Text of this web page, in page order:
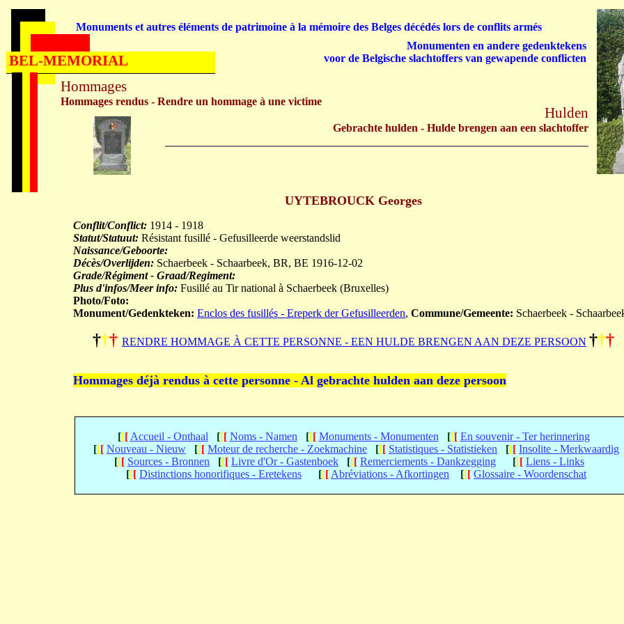
UYTEBROUCK Georges
Conflit/Conflict: 1914 - 1918
Statut/Statuut: Résistant fusillé - Gefusilleerde weerstandslid
Naissance/Geboorte:
Décès/Overlijden: Schaerbeek - Schaarbeek, BR, BE 1916-12-02
Grade/Régiment - Graad/Regiment:
Plus d'infos/Meer info: Fusillé au Tir national à Schaerbeek (Bruxelles)
Photo/Foto:
Monument/Gedenkteken: Enclos des fusillés - Ereperk der Gefusilleerden, Commune/Gemeente: Schaerbeek -
††† RENDRE HOMMAGE À CETTE PERSONNE - EEN HULDE BRENGEN AAN DEZE PERSOON †††
Hommages déjà rendus à cette personne - Al gebrachte hulden aan deze persoon
[[[ Accueil - Onthaal [[[ Noms - Namen [[[ Monuments - Monumenten [[[ En souvenir - Ter herinnering
[[[ Nouveau - Nieuw [[[ Moteur de recherche - Zoekmachine [[[ Statistiques - Statistieken [[[ Insolite - Merkwaardig
[[[ Sources - Bronnen [[[ Livre d'Or - Gastenboek [[[ Remerciements - Dankzegging [[[ Liens - Links
[[[ Distinctions honorifiques - Eretekens [[[ Abréviations - Afkortingen [[[ Glossaire - Woordenschat
Hommages
Hommages rendus - Rendre un hommage à une victime
Hulden
Gebrachte hulden - Hulde brengen aan een slachtoffer
Monuments et autres éléments de patrimoine à la mémoire des Belges décédés lors de conflits armés
Monumenten en andere gedenktekens
voor de Belgische slachtoffers van gewapende conflicten
BEL-MEMORIAL